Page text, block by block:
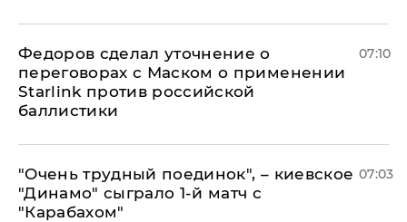
Федоров сделал уточнение о
переговорах с Маском о применении
Starlink против российской
баллистики
07:10
"Очень трудный поединок", – киевское
"Динамо" сыграло 1-й матч с
"Карабахом"
07:03